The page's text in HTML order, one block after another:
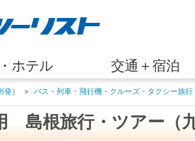
ホテル 交通＋宿泊
） ＞ バス・列車・飛行機・クルーズ・タクシー旅行
島根旅行・ツアー（